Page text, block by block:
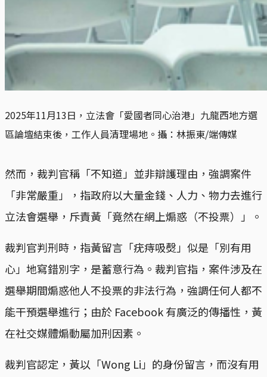
2025年11月13日，立法會「愛國者同心治港」九龍西地方選
區論壇結束後，工作人員清理場地。攝：林振東/端傳媒
然而，裁判官稱「不知道」並非辯護理由，強調案件
「非常嚴重」，指政府以大量金錢、人力、物力去進行
立法會選舉，斥責黃「竟然在網上煽惑（不投票）」。
裁判官判刑時，指黃留言「疣痔吸㷫」似是「別有用
心」地寫錯別字，是蓄意行為。裁判官指，案件涉及在
選舉期間煽惑他人不投票的非法行為，強調任何人都不
能干預選舉進行；由於 Facebook 有廣泛的傳播性，黃
在社交媒體煽動屬加刑因素。
裁判官認定，黃以「Wong Li」的身份留言，而沒有用